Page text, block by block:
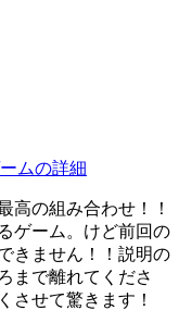
ムの詳細
高の組み合わせ！！
ゲーム。けど前回の
きません！！説明の
まで離れてくださ
させて驚きます！